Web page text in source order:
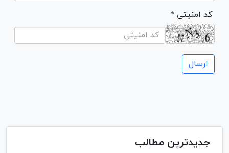
* کد امنیتی
جدیدترین مطالب